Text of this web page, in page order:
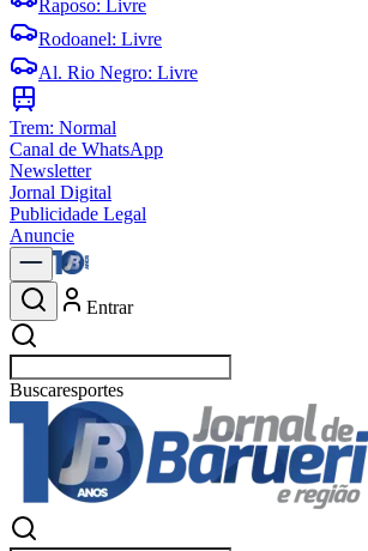
Raposo: Livre
Rodoanel: Livre
Al. Rio Negro: Livre
Trem: Normal
Canal de WhatsApp
Newsletter
Jornal Digital
Publicidade Legal
Anuncie
Entrar
Buscarpolítica